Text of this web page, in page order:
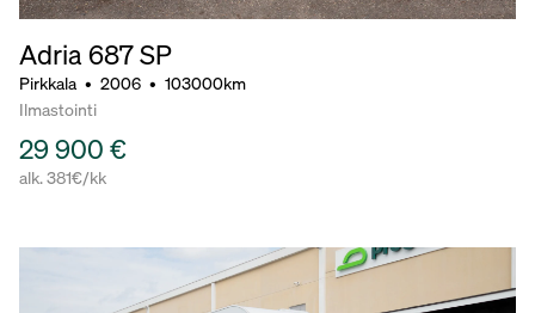
Adria 687 SP
Pirkkala • 2006 • 103000km
Ilmastointi
29 900 €
alk. 381€/kk